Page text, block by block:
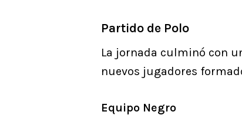
Partido de Polo
La jornada culminó con
nuevos jugadores
Equipo Negro